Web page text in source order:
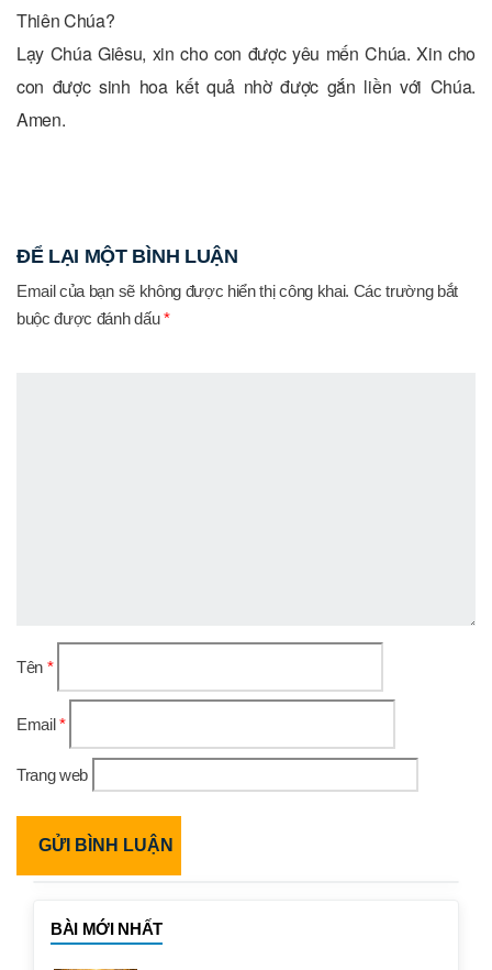
Thiên Chúa?
Lạy Chúa Giêsu, xin cho con được yêu mến Chúa. Xin cho
con được sinh hoa kết quả nhờ được gắn liền với Chúa.
Amen.
ĐỂ LẠI MỘT BÌNH LUẬN
Email của bạn sẽ không được hiển thị công khai. Các trường bắt
buộc được đánh dấu*
Tên *
Email*
Trang web
BÀI MỚI NHẤT